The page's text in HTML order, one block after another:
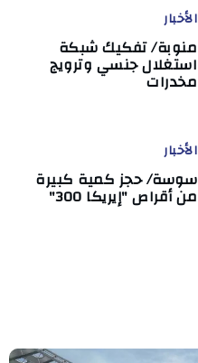
الأخبار
منوبة/ تفكيك شبكة
استغلال جنسي وترويج
مخدرات
الأخبار
سوسة/ حجز كمية كبيرة
من أقراص "إيريكا 300"